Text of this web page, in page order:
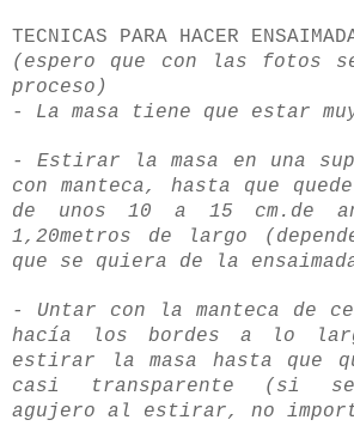
TECNICAS PARA HACER
(espero que con las fotos
proceso)
- La masa tiene que estar
- Estirar la masa en una
con manteca, hasta que
de unos 10 a 15 cm.de
1,20metros de largo
que se quiera de la
- Untar con la manteca de
hacía los bordes a lo
estirar la masa hasta que
casi transparente (si
agujero al estirar, no